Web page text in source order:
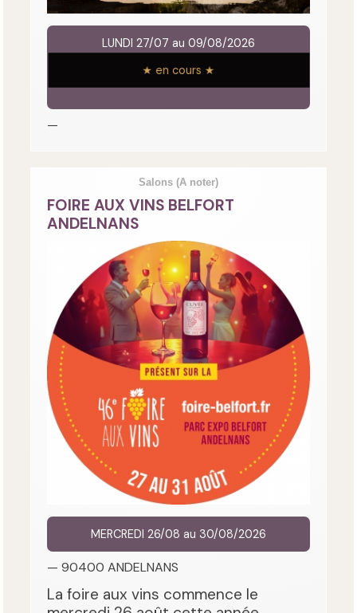
LUNDI 27/07 au 09/08/2026
★ en cours ★
—
Salons (A noter)
FOIRE AUX VINS BELFORT
ANDELNANS
MERCREDI 26/08 au 30/08/2026
— 90400 ANDELNANS
La foire aux vins commence le